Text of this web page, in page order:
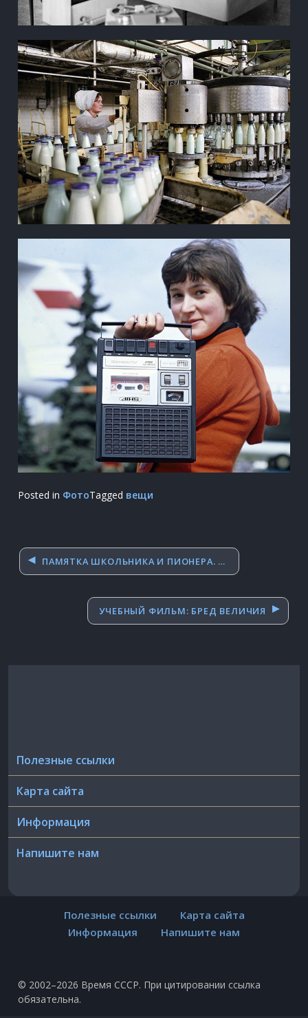
Posted in ФотоTagged вещи
Навигация
по
ПАМЯТКА ШКОЛЬНИКА И ПИОНЕРА. 1929 ГОД
УЧЕБНЫЙ ФИЛЬМ: БРЕД ВЕЛИЧИЯ
Полезные ссылки
Карта сайта
Информация
Напишите нам
Полезные ссылки
Карта сайта
Информация
Напишите нам
© 2002–2026 Время СССР. При цитировании ссылка
обязательна.